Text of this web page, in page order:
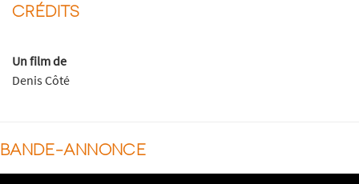
CRÉDITS
Un film de
Denis Côté
BANDE-ANNONCE